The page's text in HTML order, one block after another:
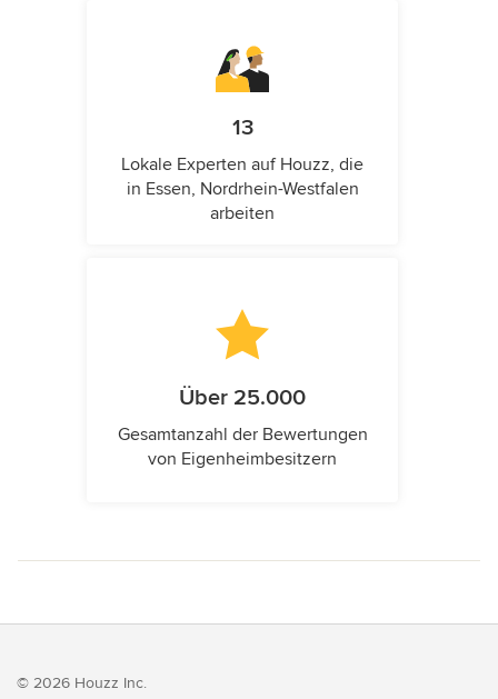
13
Lokale Experten auf Houzz, die
in Essen, Nordrhein-Westfalen
arbeiten
Über 25.000
Gesamtanzahl der Bewertungen
von Eigenheimbesitzern
© 2026 Houzz Inc.